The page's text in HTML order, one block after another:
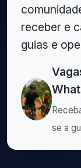
receber e
guias e
se a